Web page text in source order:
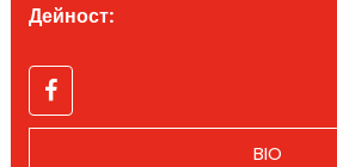
Дейност:
BIO